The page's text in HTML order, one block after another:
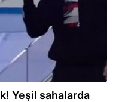
Yeşil sahalarda